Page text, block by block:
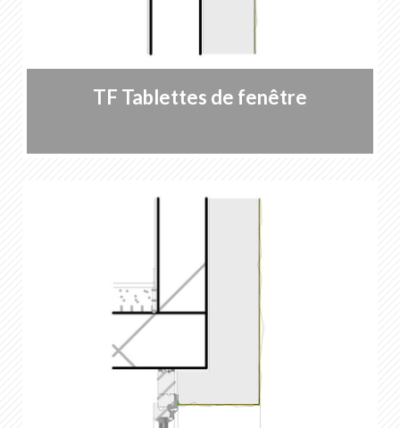
TF Tablettes de fenêtre